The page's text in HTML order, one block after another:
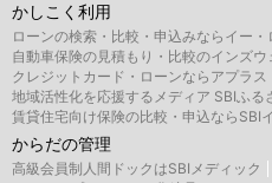
かしこく利用
ローンの検索・比較・申込みならイー・
自動車保険の見積もり・比較のインズウ
クレジットカード・ローンならアプラス
地域活性化を応援するメディア SBIふる
賃貸住宅向け保険の比較・申込ならSBI
からだの管理
高級会員制人間ドックはSBIメディック